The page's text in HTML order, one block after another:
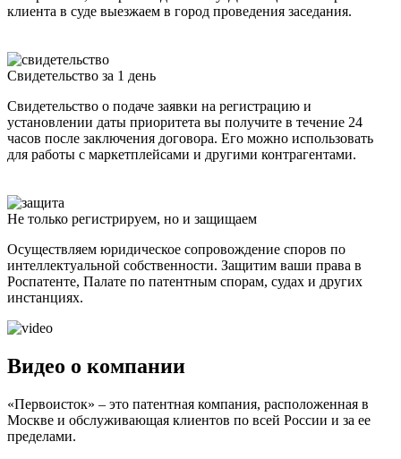
клиента в суде выезжаем в город проведения заседания.
Свидетельство за 1 день
Свидетельство о подаче заявки на регистрацию и
установлении даты приоритета вы получите в течение 24
часов после заключения договора. Его можно использовать
для работы с маркетплейсами и другими контрагентами.
Не только регистрируем, но и защищаем
Осуществляем юридическое сопровождение споров по
интеллектуальной собственности. Защитим ваши права в
Роспатенте, Палате по патентным спорам, судах и других
инстанциях.
Видео о компании
«Первоисток» – это патентная компания, расположенная в
Москве и обслуживающая клиентов по всей России и за ее
пределами.